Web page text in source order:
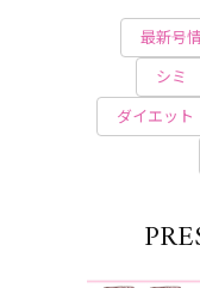
最新号
シミ
ダイエット